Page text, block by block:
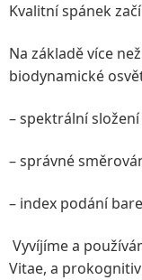
Kvalitní spánek
Na základě více
biodynamické
– spektrální složení
– správné
– index podání
Vyvíjíme a
Vitae, a